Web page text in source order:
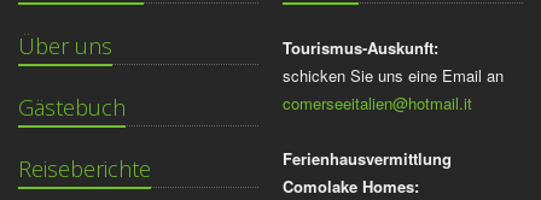
Über uns
Gästebuch
Reiseberichte
Tourismus-Auskunft:
schicken Sie uns eine Email an
comerseeitalien@hotmail.it
Ferienhausvermittlung
Comolake Homes: